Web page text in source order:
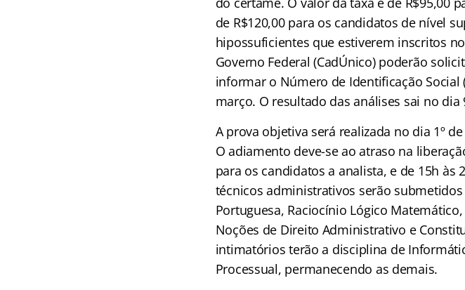
de R$120,00 para os candidatos de nível
hipossuficientes que estiverem inscritos
Governo Federal (CadÚnico) poderão
informar o Número de Identificação Social
março. O resultado das análises sai no
A prova objetiva será realizada no dia 1º
O adiamento deve-se ao atraso na
para os candidatos a analista, e de 15h às
técnicos administrativos serão
Portuguesa, Raciocínio Lógico
Noções de Direito Administrativo e
intimatórios terão a disciplina de
Processual, permanecendo as demais.